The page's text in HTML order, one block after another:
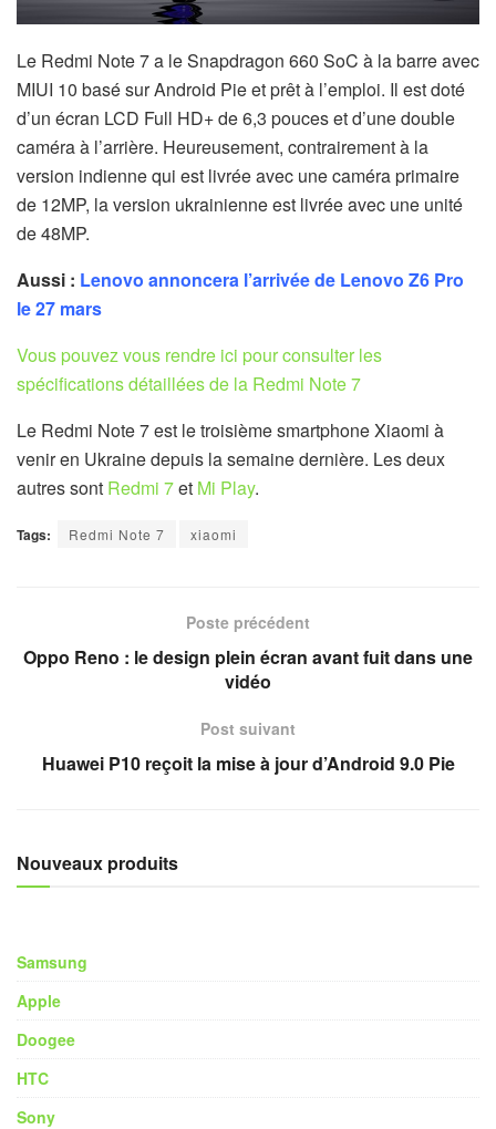
Le Redmi Note 7 a le Snapdragon 660 SoC à la barre avec
MIUI 10 basé sur Android Pie et prêt à l’emploi. Il est doté
d’un écran LCD Full HD+ de 6,3 pouces et d’une double
caméra à l’arrière. Heureusement, contrairement à la
version indienne qui est livrée avec une caméra primaire
de 12MP, la version ukrainienne est livrée avec une unité
de 48MP.
Aussi : Lenovo annoncera l’arrivée de Lenovo Z6 Pro
le 27 mars
Vous pouvez vous rendre ici pour consulter les
spécifications détaillées de la Redmi Note 7
Le Redmi Note 7 est le troisième smartphone Xiaomi à
venir en Ukraine depuis la semaine dernière. Les deux
autres sont Redmi 7et Mi Play.
Tags: Redmi Note 7 xiaomi
Poste précédent
Oppo Reno : le design plein écran avant fuit dans une
vidéo
Post suivant
Huawei P10 reçoit la mise à jour d’Android 9.0 Pie
Nouveaux produits
Samsung
Apple
Doogee
HTC
Sony